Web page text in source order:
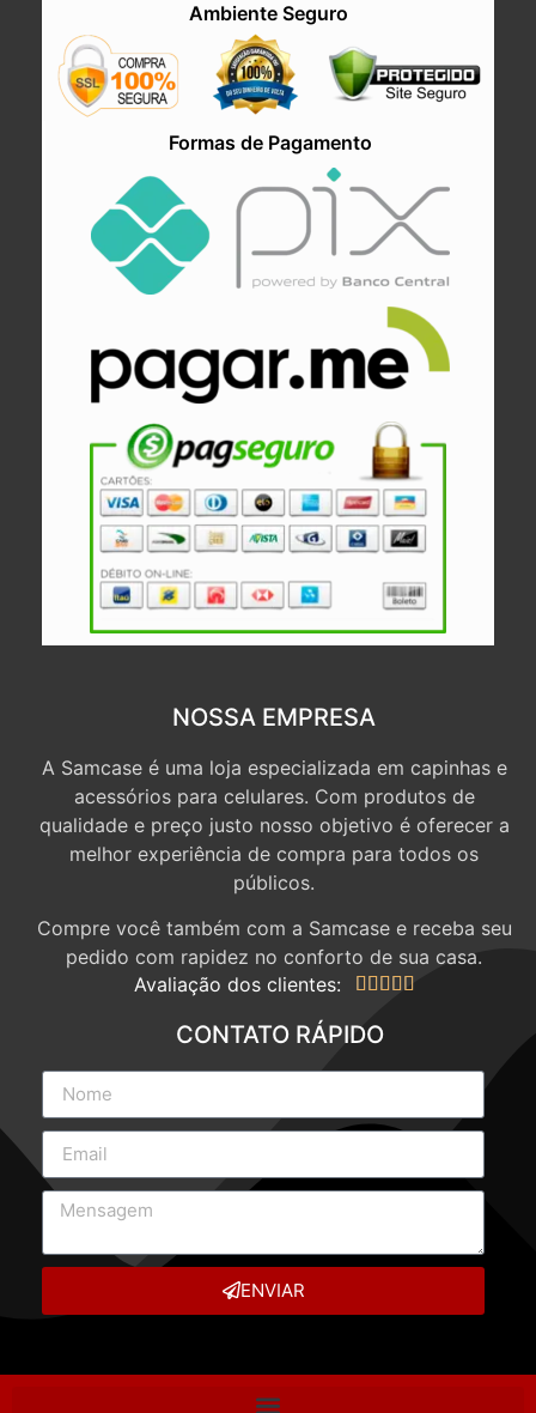
Ambiente Seguro
Formas de Pagamento
NOSSA EMPRESA
A Samcase é uma loja especializada em capinhas e
acessórios para celulares. Com produtos de
qualidade e preço justo nosso objetivo é oferecer a
melhor experiência de compra para todos os
públicos.
Compre você também com a Samcase e receba seu
pedido com rapidez no conforto de sua casa.
Avaliação dos clientes:
    
CONTATO RÁPIDO
ENVIAR